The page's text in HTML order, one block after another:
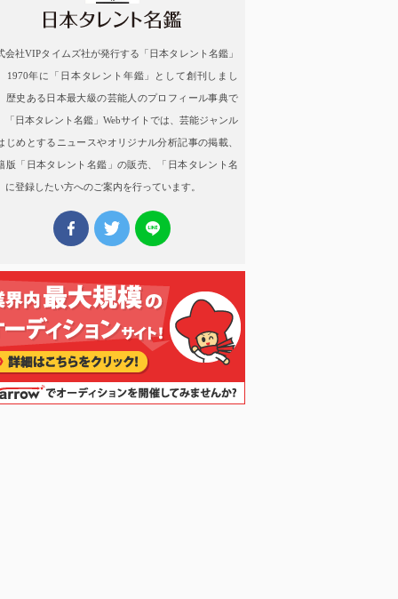
会社VIPタイムズ社が発行する「日本タレント名鑑」
1970年に「日本タレント年鑑」として創刊しまし
歴史ある日本最大級の芸能人のプロフィール事典で
「日本タレント名鑑」Webサイトでは、芸能ジャンル
じめとするニュースやオリジナル分析記事の掲載、
版「日本タレント名鑑」の販売、「日本タレント名
に登録したい方へのご案内を行っています。